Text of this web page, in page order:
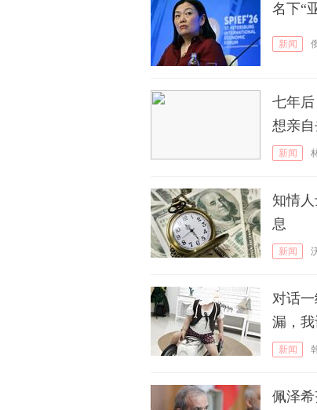
名下“
新闻
七年
想亲
新闻
知情
息
新闻
对话
漏，我
新闻
佩泽